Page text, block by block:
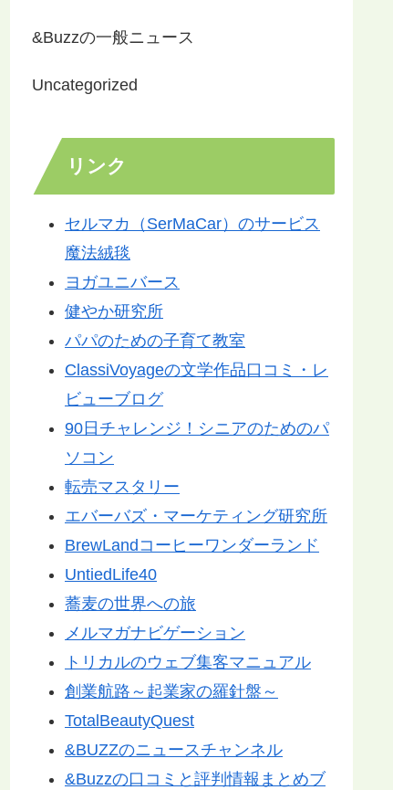
&Buzzの一般ニュース
Uncategorized
リンク
セルマカ（SerMaCar）のサービス
魔法絨毯
ヨガユニバース
健やか研究所
パパのための子育て教室
ClassiVoyageの文学作品口コミ・レ
ビューブログ
90日チャレンジ！シニアのためのパ
ソコン
転売マスタリー
エバーバズ・マーケティング研究所
BrewLandコーヒーワンダーランド
UntiedLife40
蕎麦の世界への旅
メルマガナビゲーション
トリカルのウェブ集客マニュアル
創業航路～起業家の羅針盤～
TotalBeautyQuest
&BUZZのニュースチャンネル
&Buzzの口コミと評判情報まとめブ